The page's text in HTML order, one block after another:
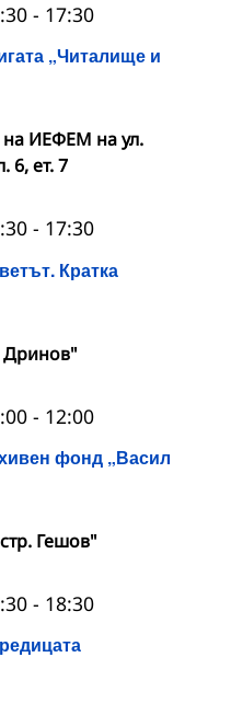
„Читалище и
- 17:30
на ИЕФЕМ на ул.
6, ет. 7
Кратка
- 17:30
фонд „Васил
- 12:00
Гешов"
- 18:30